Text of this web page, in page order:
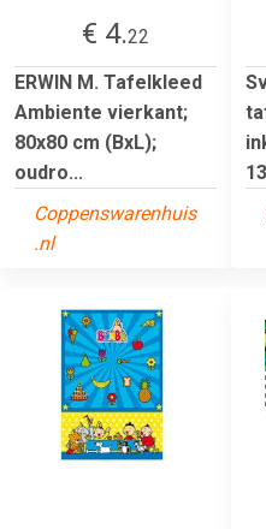
€ 4.22
ERWIN M. Tafelkleed
Ambiente vierkant;
80x80 cm (BxL);
oudro...
Coppenswarenhuis
.nl